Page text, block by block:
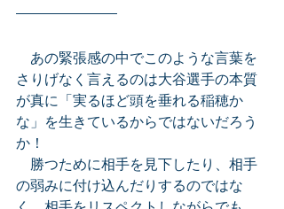
あの緊張感の中でこのような言葉を
さりげなく言えるのは大谷選手の本質
が真に「実るほど頭を垂れる稲穂か
な」を生きているからではないだろう
か！
勝つために相手を見下したり、相手
の弱みに付け込んだりするのではな